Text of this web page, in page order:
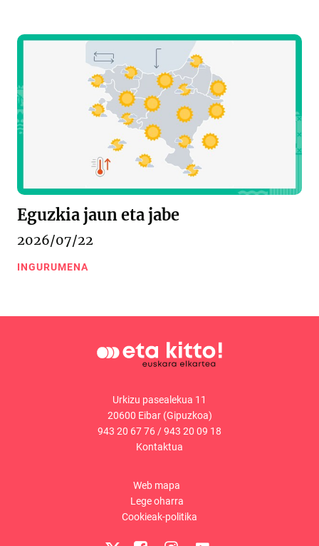
Eguzkia jaun eta jabe
2026/07/22
INGURUMENA
Urkizu pasealekua 11
20600 Eibar (Gipuzkoa)
943 20 67 76/943 20 09 18
Kontaktua
Web mapa
Lege oharra
Cookieak-politika